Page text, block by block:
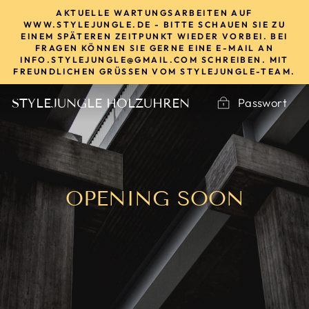
Inhalt
AKTUELLE WARTUNGSARBEITEN AUF
WWW.STYLEJUNGLE.DE - BITTE SCHAUEN SIE ZU
EINEM SPÄTEREN ZEITPUNKT WIEDER VORBEI. BEI
FRAGEN KÖNNEN SIE GERNE EINE E-MAIL AN
INFO.STYLEJUNGLE@GMAIL.COM SCHREIBEN. MIT
FREUNDLICHEN GRÜSSEN VOM STYLEJUNGLE-TEAM.
STYLEJUNGLE HOLZUHREN Passwort
OPENING SOON